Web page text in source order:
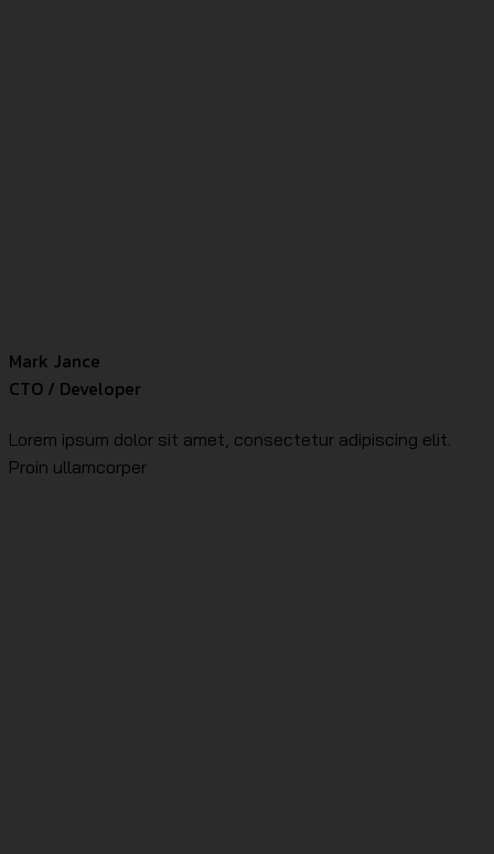
Mark Jance
CTO / Developer
Lorem ipsum dolor sit amet, consectetur adipiscing elit.
Proin ullamcorper